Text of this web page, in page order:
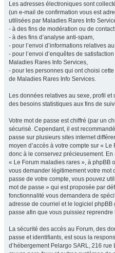
Les adresses électroniques sont
(un e-mail de confirmation vous est
utilisées par Maladies Rares Info
- à des fins de modération ou de
- à des fins d’analyse anti-spam,
- pour l’envoi d’informations relatives
- pour l’envoi d’enquêtes de
Maladies Rares Info Services,
- pour les personnes qui ont choisi
de Maladies Rares Info Services.
Les données relatives au sexe, profil
des besoins statistiques aux fins de
Votre mot de passe est chiffré (par un
sécurisé. Cependant, il est
passe sur plusieurs sites internet
moyen d’accès à votre compte sur «
donc à le conservez précieusement.
« Le Forum maladies rares », à phpBB
vous demander légitimement votre mot
passe de votre compte, vous pouvez
mot de passe » qui est proposée par
fonctionnalité vous demandera de
adresse de courriel et le logiciel
passe afin que vous puissiez
La sécurité des accès au Forum, des
passe et identifiants, est sous la
d’hébergement Pelargo SARL, 216